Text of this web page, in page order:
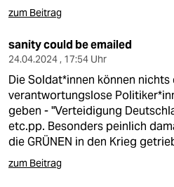
zum Beitrag
sanity could be emailed
24.04.2024 , 17:54 Uhr
Die Soldat*innen können nichts
verantwortungslose
geben - "Verteidigung
etc.pp. Besonders peinlich
die GRÜNEN in den Krieg
zum Beitrag